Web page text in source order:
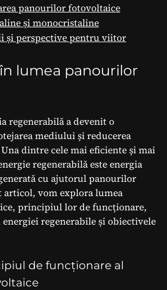
panourilor fotovoltaice
și monocristaline
și perspective pentru viitor
lumea panourilor
regenerabilă a devenit o
mediului și reducerea
dintre cele mai eficiente și mai
regenerabilă este energia
cu ajutorul panourilor
articol, vom explora lumea
principiul lor de funcționare,
regenerabile și obiectivele
de funcționare al